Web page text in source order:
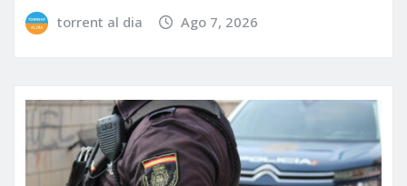
torrent al dia Ago 7, 2026